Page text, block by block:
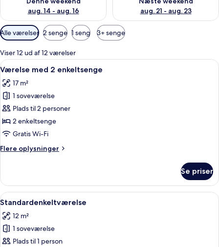
aug. 14 - aug. 16
aug. 21 - aug. 23
Tilgængelige
filtre
for
værelser
Alle værelser 2 senge 1 seng 3+ senge
Viser 12 ud af 12 værelser
Indlæs
alle
billeder
af
Værelse
med
2
Et hotelværelse med en seng, et
8
Værelse med 2 enkeltsenge
17 m²
1 soveværelse
Plads til 2 personer
2 enkeltsenge
Gratis Wi-Fi
Flere oplysninger
Flere
med
enkeltsenge
Se priser
Indlæs
alle
billeder
af
Standardenkeltværelse
En enkeltseng med trægavl, et lille
7
Standardenkeltværelse
12 m²
1 soveværelse
Plads til 1 person